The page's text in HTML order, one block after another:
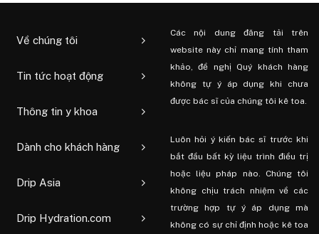
Về chúng tôi
Tin tức hoạt động
Thông tin y khoa
Dành cho khách hàng
Drip Asia
Drip Hydration.com
Các nội dung đăng tải trên
website này chỉ mang tính tham
khảo, đề nghị Quý khách hàng
không tự ý áp dụng khi chưa
được bác sĩ của chúng tôi kê toa.
Luôn hỏi ý kiến ​​bác sĩ trước khi
bắt đầu bất kỳ liệu trình điều trị
hoặc liệu pháp nào. Chúng tôi
không chịu trách nhiệm về các
trường hợp tự ý áp dụng mà
không có sự chỉ định hoặc kê toa